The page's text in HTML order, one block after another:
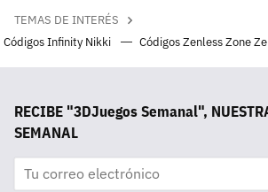
TEMAS DE INTERÉS
Códigos Infinity Nikki
Códigos Zenless Zone
RECIBE "3DJuegos Semanal",
SEMANAL